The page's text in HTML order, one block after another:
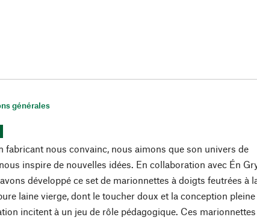
générales
fabricant nous convainc, nous aimons que son univers de
inspire de nouvelles idées. En collaboration avec Én
développé ce set de marionnettes à doigts feutrées à
laine vierge, dont le toucher doux et la conception pleine
incitent à un jeu de rôle pédagogique. Ces marionnettes